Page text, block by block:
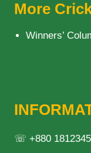
More
Winners’
☏ +880